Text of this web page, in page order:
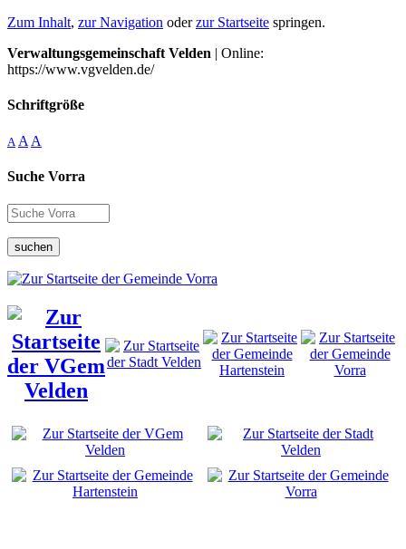
Zum Inhalt, zur Navigation oderzur Startseite springen.
Verwaltungsgemeinschaft Velden | Online:
https://www.vgvelden.de/
Schriftgröße
A A A
Suche Vorra
suchen